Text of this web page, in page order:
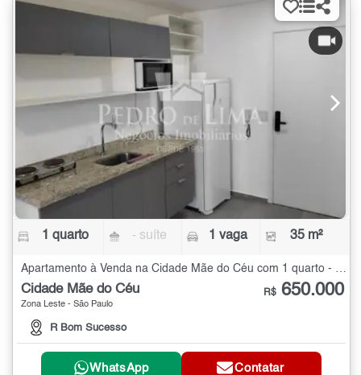
1 quarto - suíte 1 vaga 35 m²
Apartamento à Venda na Cidade Mãe do Céu com 1 quarto - 35 m²
Cidade Mãe do Céu
Zona Leste - São Paulo
R Bom Sucesso
R$ 650.000
WhatsApp Contatar